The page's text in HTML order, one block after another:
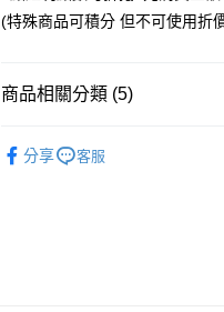
貨到付款
運送方式
宅配-木棉花樂園專用
(特殊商品可積分 但不可使用折
商品相關分類 (5)
於我轉生變成史萊姆這檔事
分享 客服